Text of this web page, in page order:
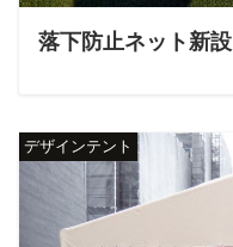
落下防止ネット新設
デザインテント